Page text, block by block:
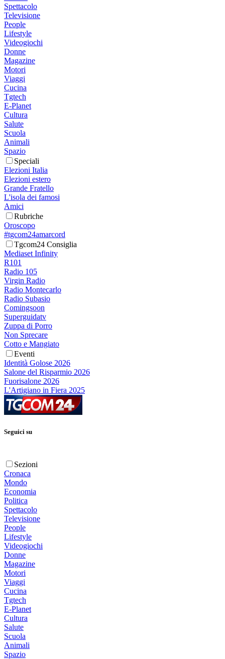
Spettacolo
Televisione
People
Lifestyle
Videogiochi
Donne
Magazine
Motori
Viaggi
Cucina
Tgtech
E-Planet
Cultura
Salute
Scuola
Animali
Spazio
Speciali
Elezioni Italia
Elezioni estero
Grande Fratello
L'isola dei famosi
Amici
Rubriche
Oroscopo
#tgcom24amarcord
Tgcom24 Consiglia
Mediaset Infinity
R101
Radio 105
Virgin Radio
Radio Montecarlo
Radio Subasio
Comingsoon
Superguidatv
Zuppa di Porro
Non Sprecare
Cotto e Mangiato
Eventi
Identità Golose 2026
Salone del Risparmio 2026
Fuorisalone 2026
L'Artigiano in Fiera 2025
Seguici su
Sezioni
Cronaca
Mondo
Economia
Politica
Spettacolo
Televisione
People
Lifestyle
Videogiochi
Donne
Magazine
Motori
Viaggi
Cucina
Tgtech
E-Planet
Cultura
Salute
Scuola
Animali
Spazio